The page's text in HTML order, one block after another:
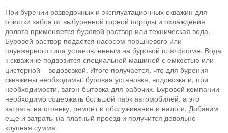
При бурении разведочных и эксплуатационных скважин для
очистки забоя от выбуренной горной породы и охлаждения
долота применяется буровой раствор или техническая вода.
Буровой раствор подается насосом поршневого или
плунжерного типа установленным на буровой платформе. Вода
к скважине подвозится специальной машиной с емкостью или
цистерной – водовозкой. Итого получается, что для бурения
скважины необходимы: буровая установка, водовозка и, при
необходимости, вагон-бытовка для рабочих. Буровой компании
необходимо содержать большой парк автомобилей, а это
затраты на стоянку, ремонт и обслуживание и налоги. Добавим
еще и затраты на платный проезд и получится довольно
крупная сумма.